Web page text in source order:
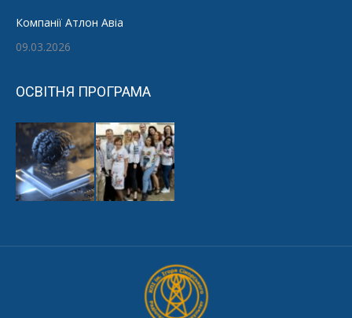
Компанії Атлон Авіа
09.03.2026
ОСВІТНЯ ПРОГРАМА